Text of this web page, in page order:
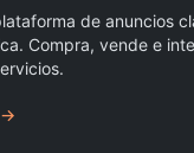
de anuncios
Compra, vende e
→